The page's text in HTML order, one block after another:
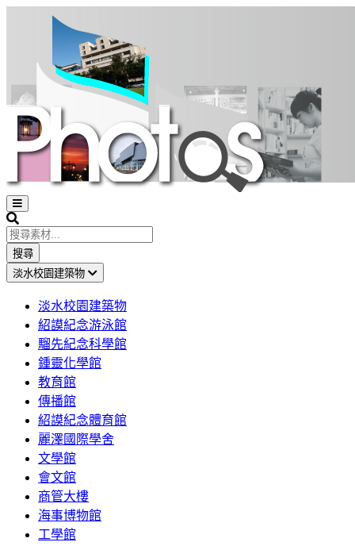
Open
sidebar
Search
搜尋
淡水校園建築物
淡水校園建築物
紹謨紀念游泳館
騮先紀念科學館
鍾靈化學館
教育館
傳播館
紹謨紀念體育館
麗澤國際學舍
文學館
會文館
商管大樓
海事博物館
工學館